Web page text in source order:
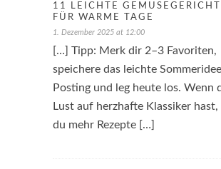
11 LEICHTE
FÜR WARME TAGE
1. Dezember 2025 at 12:00
[…] Tipp: Merk dir 2–3 Favoriten,
speichere das leichte
Posting und leg heute los. Wenn
Lust auf herzhafte Klassiker
du mehr Rezepte […]